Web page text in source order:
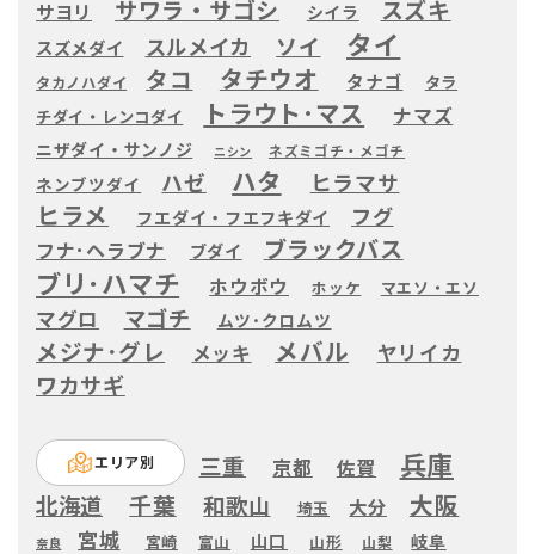
サヨリ サワラ・サゴシ シイラ スズキ
スズメダイ スルメイカ ソイ タイ
タカノハダイ タコ タチウオ タナゴ
タラ
チダイ・レンコダイ
トラウト･マス ナマズ
ニザダイ・サンノジ ニシン ネズミゴチ・メゴチ
ネンブツダイ ハゼ ハタ ヒラマサ
ヒラメ フエダイ・フエフキダイ フグ
フナ･ヘラブナ ブダイ ブラックバス
ブリ･ハマチ ホウボウ ホッケ マエソ・エソ
マグロ マゴチ ムツ･クロムツ
メジナ･グレ メッキ メバル ヤリイカ
ワカサギ
エリア別 三重 京都 佐賀 兵庫
北海道 千葉 和歌山 埼玉 大分 大阪
奈良 宮城 宮崎 富山 山口 山形 山梨
岐阜